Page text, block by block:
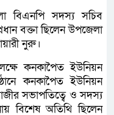
বিএনপি সদস্য সচিব
বক্তা ছিলেন উপজেলা
নুরু।
কনকাপৈত ইউনিয়ন
কনকাপৈত ইউনিয়ন
সভাপতিত্বে ও সদস্য
বিশেষ অতিথি ছিলেন